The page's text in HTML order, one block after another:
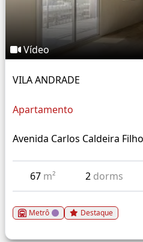
Vídeo
VILA ANDRADE
Apartamento
Avenida Carlos Caldeira Filho
67 m² 2 dorms
Metrô Destaque